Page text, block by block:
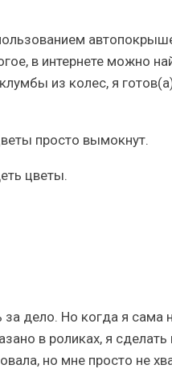
в интернете можно
из колес, я
просто вымокнут.
цветы.
дело. Но когда я сама
в роликах, я сделать
но мне просто не